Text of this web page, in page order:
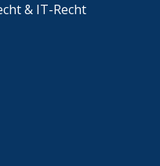
& IT-Recht